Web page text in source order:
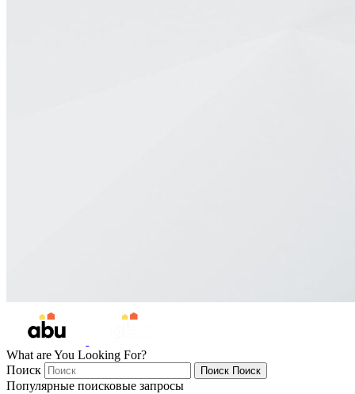
What are You Looking For?
Поиск
Поиск Поиск
Популярные поисковые запросы